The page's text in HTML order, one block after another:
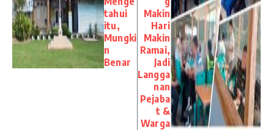
tahui
itu,
Mungki
n
Benar
Makin
Hari
Makin
Ramai,
Jadi
Langga
nan
Pejaba
t &
Warga